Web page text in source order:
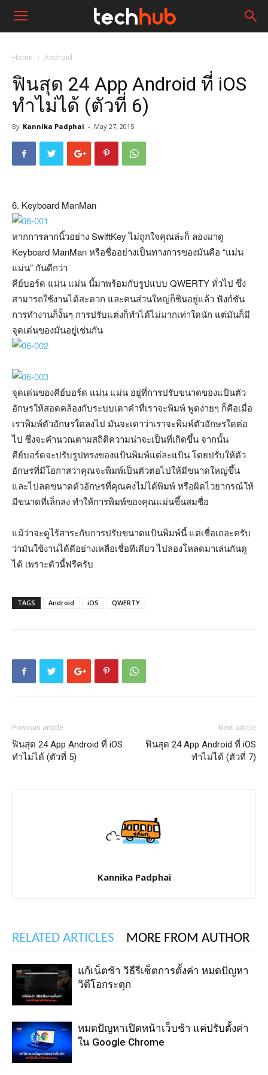
Home Android
ฟินสุด 24 App Android ที่ iOS
ทำไม่ได้ (ตัวที่ 6)
By Kannika Padphai - May 27, 2015
6. Keyboard ManMan
หากการลากนิ้วอย่าง SwiftKey ไม่ถูกใจคุณล่ะก็ ลองมาดู
Keyboard ManMan หรือชื่ออย่างเป็นทางการของมันคือ “แม่น
แม่น” กันดีกว่า
คีย์บอร์ด แม่น แม่น นี้มาพร้อมกับรูปแบบ QWERTY ทั่วไป ซึ่ง
สามารถใช้งานได้สะดวก และคนส่วนใหญ่ก็ชินอยู่แล้ว ฟังก์ชัน
การทำงานก็งั้นๆ การปรับแต่งก็ทำได้ไม่มากเท่าใดนัก แต่มันก็มี
จุดเด่นของมันอยู่เช่นกัน
จุดเด่นของคีย์บอร์ด แม่น แม่น อยู่ที่การปรับขนาดของแป้นตัว
อักษรให้สอดคล้องกับระบบเดาคำที่เราจะพิมพ์ พูดง่ายๆ ก็คือเมื่อ
เราพิมพ์ตัวอักษรใดลงไป มันจะเดาว่าเราจะพิมพ์ตัวอักษรใดต่อ
ไป ซึ่งจะคำนวณตามสถิติความน่าจะเป็นที่เกิดขึ้น จากนั้น
คีย์บอร์ดจะปรับรูปทรงของแป้นพิมพ์แต่ละแป้น โดยปรับให้ตัว
อักษรที่มีโอกาสว่าคุณจะพิมพ์เป็นตัวต่อไปให้มีขนาดใหญ่ขึ้น
และไปลดขนาดตัวอักษรที่คุณคงไม่ได้พิมพ์ หรือผิดไวยากรณ์ให้
มีขนาดที่เล็กลง ทำให้การพิมพ์ของคุณแม่นขึ้นสมชื่อ
แม้ว่าจะดูไร้สาระกับการปรับขนาดแป้นพิมพ์นี้ แต่เชื่อเถอะครับ
ว่ามันใช้งานได้ดีอย่างเหลือเชื่อทีเดียว ไปลองโหลดมาเล่นกันดู
ได้ เพราะตัวนี้ฟรีครับ
TAGS Android iOS QWERTY
Previous article
ฟินสุด 24 App Android ที่ iOS
ทำไม่ได้ (ตัวที่ 5)
Next article
ฟินสุด 24 App Android ที่ iOS
ทำไม่ได้ (ตัวที่ 7)
Kannika Padphai
RELATED ARTICLES MORE FROM AUTHOR
แก้เน็ตช้า วิธีรีเซ็ตการตั้งค่า หมดปัญหา
วิดีโอกระตุก
หมดปัญหาเปิดหน้าเว็บช้า แค่ปรับตั้งค่า
ใน Google Chrome